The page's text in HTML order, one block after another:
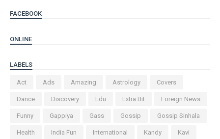
FACEBOOK
ONLINE
LABELS
Act Ads Amazing Astrology Covers
Dance Discovery Edu Extra Bit Foreign News
Funny Gappiya Gass Gossip Gossip Sinhala
Health India Fun International Kandy Kavi